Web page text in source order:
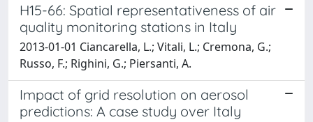
H15-66: Spatial representativeness of air
quality monitoring stations in Italy
2013-01-01 Ciancarella, L.; Vitali, L.; Cremona, G.;
Russo, F.; Righini, G.; Piersanti, A.
Impact of grid resolution on aerosol
predictions: A case study over Italy